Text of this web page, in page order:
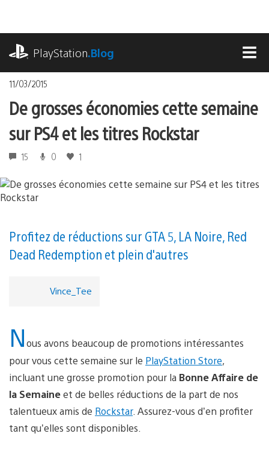
contenu
PlayStation.Blog
11/03/2015
De grosses économies cette semaine
sur PS4 et les titres Rockstar
15 0 1
Profitez de réductions sur GTA 5, LA Noire, Red
Dead Redemption et plein d'autres
Vince_Tee
Nous avons beaucoup de promotions intéressantes
pour vous cette semaine sur le PlayStation Store,
incluant une grosse promotion pour la Bonne Affaire de
la Semaineet de belles réductions de la part de nos
talentueux amis de Rockstar. Assurez-vous d’en profiter
tant qu’elles sont disponibles.